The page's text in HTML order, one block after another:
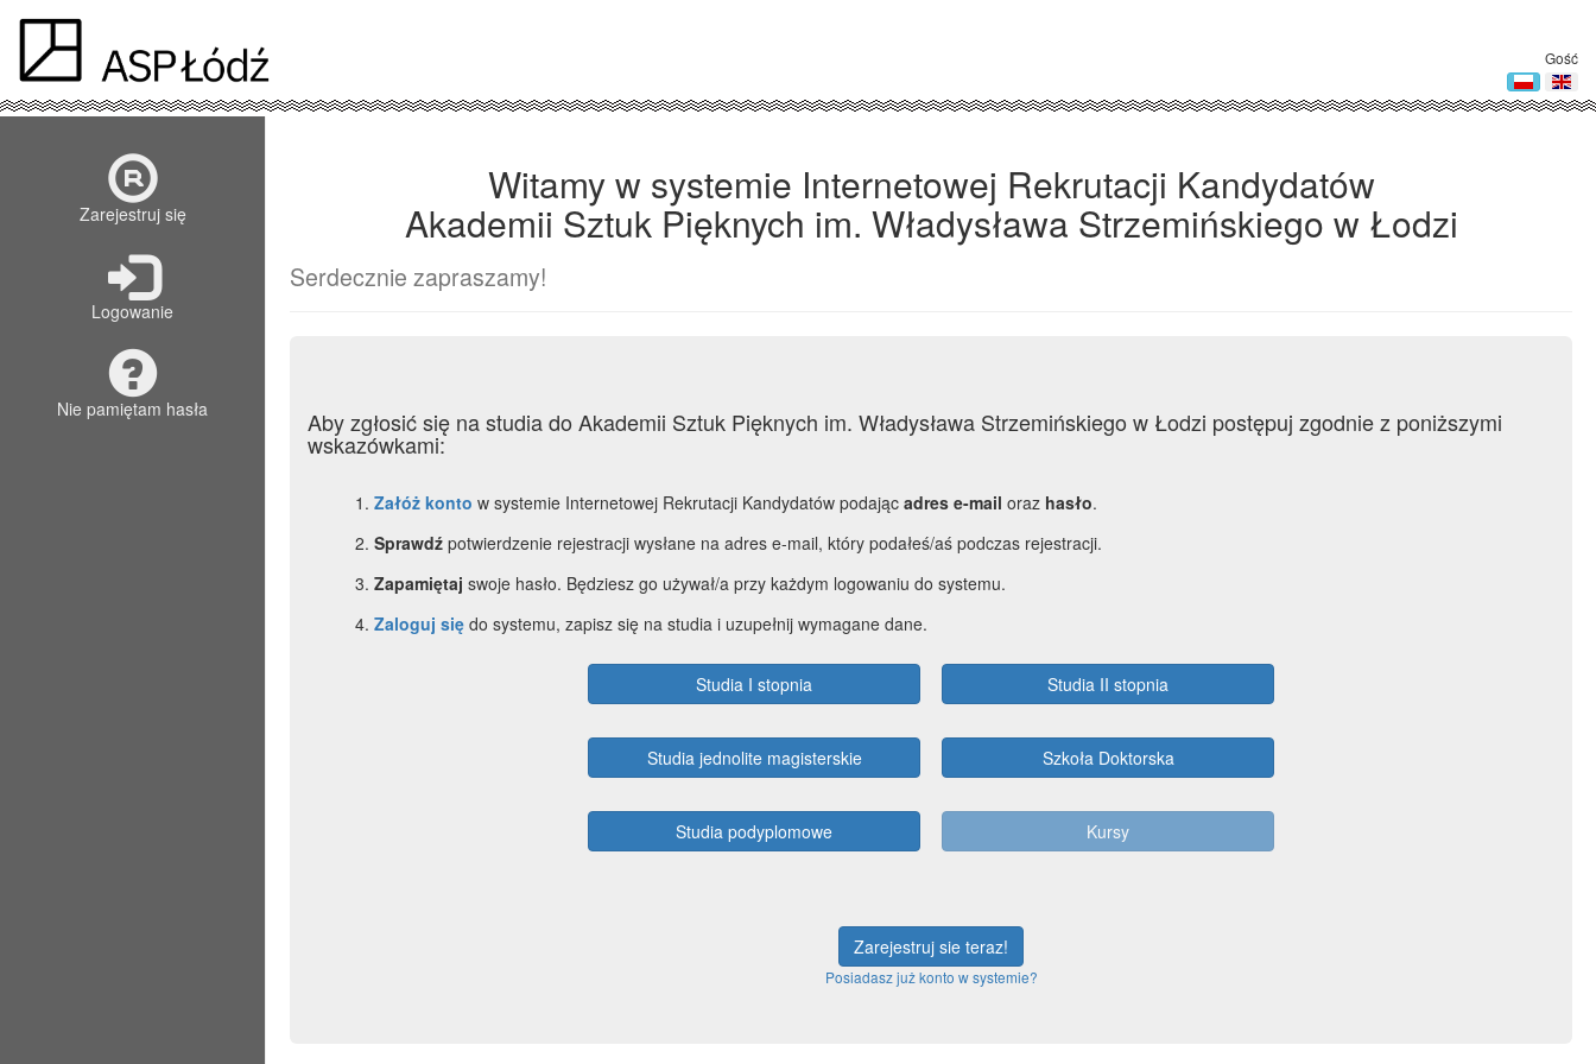
Gość
Zarejestruj się
Logowanie
Nie pamiętam hasła
Witamy w systemie Internetowej Rekrutacji Kandydatów
Akademii Sztuk Pięknych im. Władysława Strzemińskiego w Łodzi
Serdecznie zapraszamy!
Aby zgłosić się na studia do Akademii Sztuk Pięknych im. Władysława Strzemińskiego w Łodzi postępuj zgodnie z poniższymi
wskazówkami:
Załóż konto w systemie Internetowej Rekrutacji Kandydatów podając adres e-mail oraz hasło.
Sprawdź potwierdzenie rejestracji wysłane na adres e-mail, który podałeś/aś podczas rejestracji.
Zapamiętaj swoje hasło. Będziesz go używał/a przy każdym logowaniu do systemu.
Zaloguj się do systemu, zapisz się na studia i uzupełnij wymagane dane.
Studia I stopnia Studia II stopnia
Studia jednolite magisterskie Szkoła Doktorska
Studia podyplomowe Kursy
Zarejestruj sie teraz!
Posiadasz już konto w systemie?